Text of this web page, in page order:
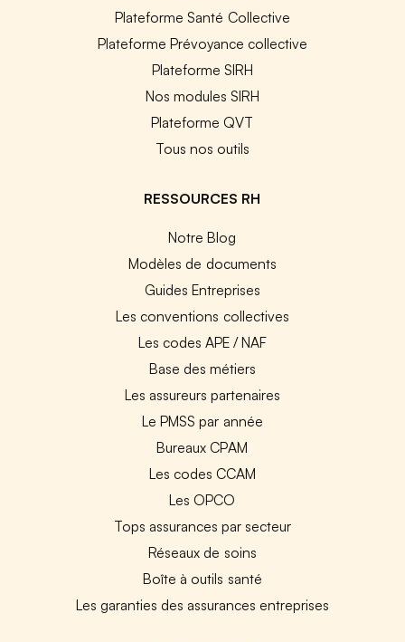
Plateforme Santé Collective
Plateforme Prévoyance collective
Plateforme SIRH
Nos modules SIRH
Plateforme QVT
Tous nos outils
RESSOURCES RH
Notre Blog
Modèles de documents
Guides Entreprises
Les conventions collectives
Les codes APE / NAF
Base des métiers
Les assureurs partenaires
Le PMSS par année
Bureaux CPAM
Les codes CCAM
Les OPCO
Tops assurances par secteur
Réseaux de soins
Boîte à outils santé
Les garanties des assurances entreprises